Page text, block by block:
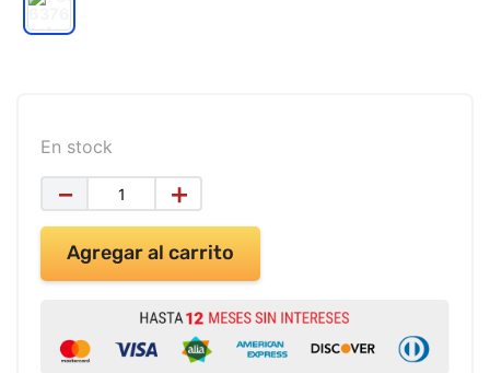
En stock
＋
－
Agregar al carrito